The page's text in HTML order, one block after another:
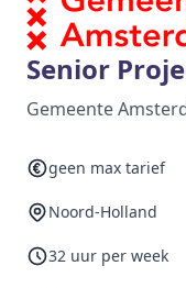
Freelance
Interim
Senior
Gemeente
geen max tarief
Noord-Holland
32 uur per week